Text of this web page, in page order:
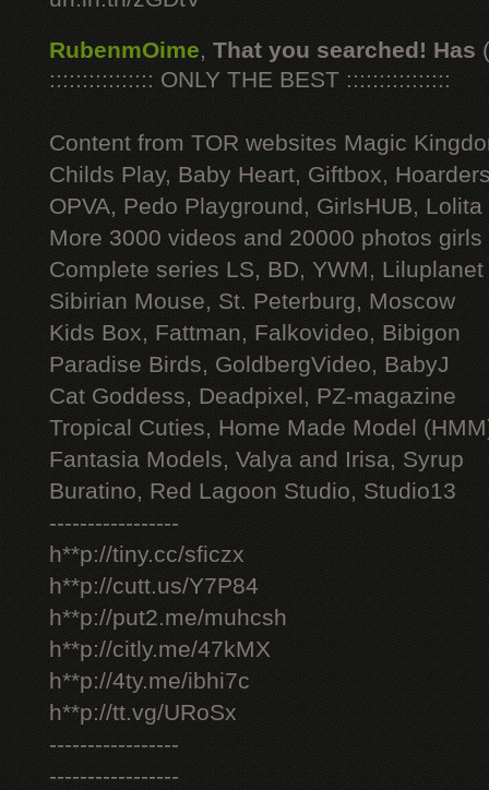
RubenmOime, That you searched! Has
:::::::::::::::: ONLY THE BEST ::::::::::::::::
Content from TOR websites Magic
Childs Play, Baby Heart, Giftbox,
OPVA, Pedo Playground, GirlsHUB, Lolita
More 3000 videos and 20000 photos
Complete series LS, BD, YWM, Liluplanet
Sibirian Mouse, St. Peterburg, Moscow
Kids Box, Fattman, Falkovideo, Bibigon
Paradise Birds, GoldbergVideo, BabyJ
Cat Goddess, Deadpixel, PZ-magazine
Tropical Cuties, Home Made Model
Fantasia Models, Valya and Irisa, Syrup
Buratino, Red Lagoon Studio, Studio13
-----------------
h**p://tiny.cc/sficzx
h**p://cutt.us/Y7P84
h**p://put2.me/muhcsh
h**p://citly.me/47kMX
h**p://4ty.me/ibhi7c
h**p://tt.vg/URoSx
-----------------
-----------------